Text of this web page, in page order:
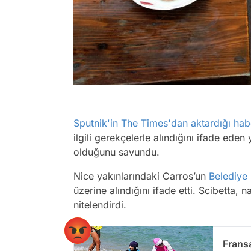
Sputnik'in The Times'dan aktardığı
ilgili gerekçelerle alındığını ifade
olduğunu savundu.
Nice yakınlarındaki Carros’un Belediye
üzerine alındığını ifade etti. Scibetta,
nitelendirdi.